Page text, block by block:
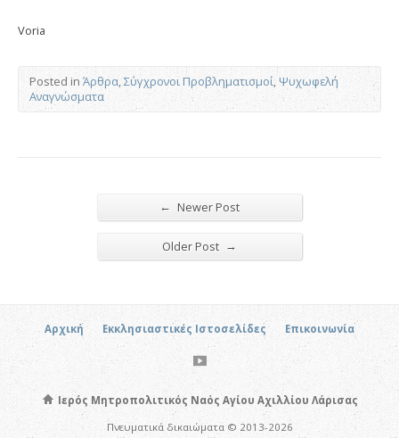
Voria
Posted in Άρθρα,Σύγχρονοι Προβληματισμοί,Ψυχωφελή
Αναγνώσματα
← Newer Post
Older Post →
Αρχική Εκκλησιαστικές Ιστοσελίδες Επικοινωνία
Ιερός Μητροπολιτικός Ναός Αγίου Αχιλλίου Λάρισας
Πνευματικά δικαιώματα © 2013-2026